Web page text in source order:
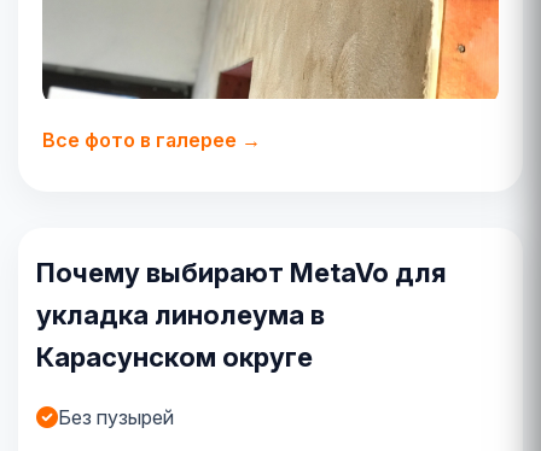
Все фото в галерее →
Почему выбирают MetaVo для
укладка линолеума в
Карасунском округе
Без пузырей